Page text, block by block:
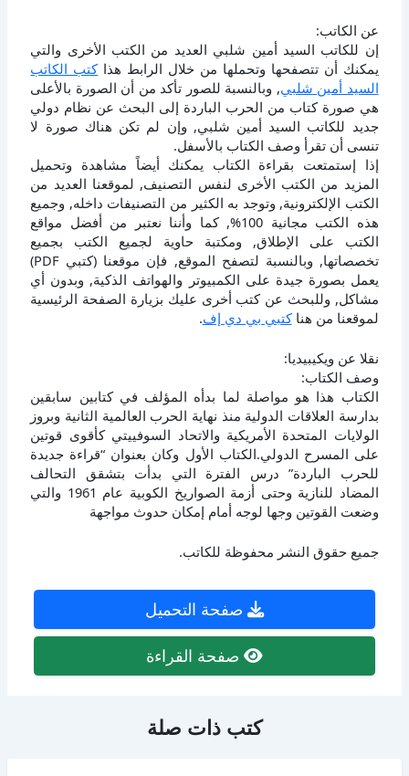
عن الكاتب:
إن للكاتب السيد أمين شلبي العديد من الكتب الأخرى والتي
يمكنك أن تتصفحها وتحملها من خلال الرابط هذاكتب الكاتب
السيد أمين شلبي, وبالنسبة للصور تأكد من أن الصورة بالأعلى
هي صورة كتاب من الحرب الباردة إلى البحث عن نظام دولي
جديد للكاتب السيد أمين شلبي, وإن لم تكن هناك صورة لا
تنسى أن تقرأ وصف الكتاب بالأسفل.
إذا إستمتعت بقراءة الكتاب يمكنك أيضاً مشاهدة وتحميل
المزيد من الكتب الأخرى لنفس التصنيف, لموقعنا العديد من
الكتب الإلكترونية, وتوجد به الكثير من التصنيفات داخله, وجميع
هذه الكتب مجانية 100%, كما وأننا نعتبر من أفضل مواقع
الكتب على الإطلاق, ومكتبة حاوية لجميع الكتب بجميع
تخصصاتها, وبالنسبة لتصفح الموقع, فإن موقعنا (كتبي PDF)
يعمل بصورة جيدة على الكمبيوتر والهواتف الذكية, وبدون أي
مشاكل, وللبحث عن كتب أخرى عليك بزيارة الصفحة الرئيسية
لموقعنا من هناكتبي بي دي إف.
نقلا عن ويكيبيديا:
وصف الكتاب:
الكتاب هذا هو مواصلة لما بدأه المؤلف في كتابين سابقين
بدارسة العلاقات الدولية منذ نهاية الحرب العالمية الثانية وبروز
الولايات المتحدة الأمريكية والاتحاد السوفييتي كأقوى قوتين
على المسرح الدولي.الكتاب الأول وكان بعنوان “قراءة جديدة
للحرب الباردة” درس الفترة التي بدأت بتشقق التحالف
المضاد للنازية وحتى أزمة الصواريخ الكوبية عام 1961 والتي
وضعت القوتين وجها لوجه أمام إمكان حدوث مواجهة
جميع حقوق النشر محفوظة للكاتب.
صفحة التحميل
صفحة القراءة
كتب ذات صلة